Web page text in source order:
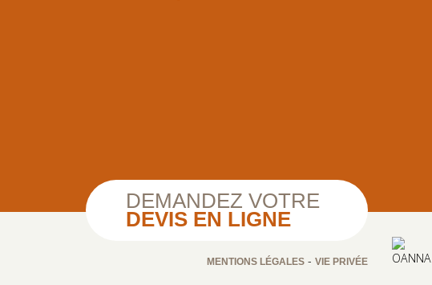
DEMANDEZ VOTRE
DEVIS EN LIGNE
MENTIONS LÉGALES - VIE PRIVÉE